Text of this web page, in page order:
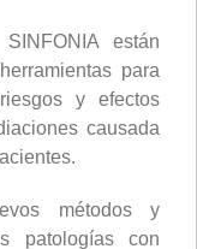
están
para
y efectos
causada
métodos y
patologías con